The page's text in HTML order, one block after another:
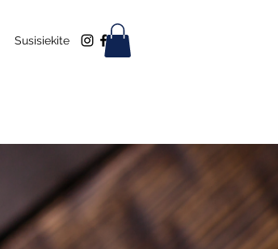
Susisiekite